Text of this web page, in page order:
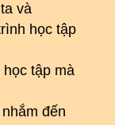
và
học tập
tập mà
đến